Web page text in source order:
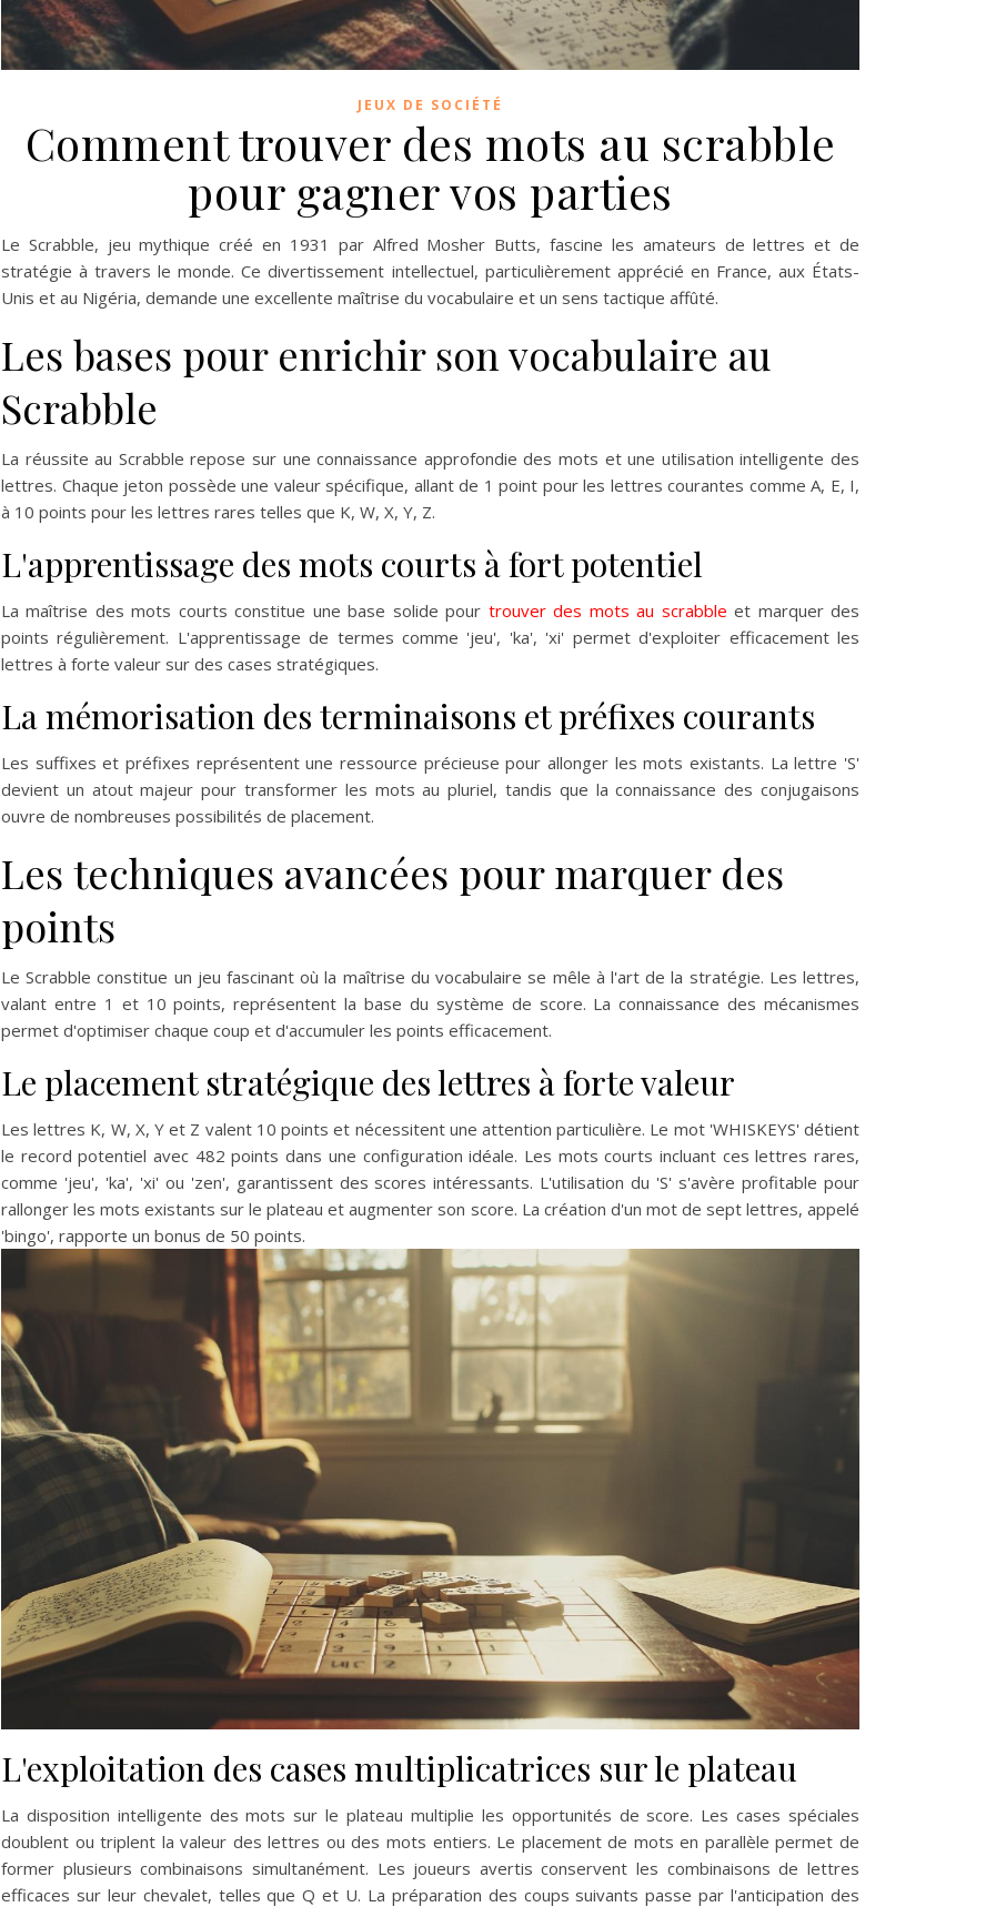
JEUX DE SOCIÉTÉ
Comment trouver des mots au scrabble
pour gagner vos parties
Le Scrabble, jeu mythique créé en 1931 par Alfred Mosher Butts, fascine les amateurs de lettres et de
stratégie à travers le monde. Ce divertissement intellectuel, particulièrement apprécié en France, aux États-
Unis et au Nigéria, demande une excellente maîtrise du vocabulaire et un sens tactique affûté.
Les bases pour enrichir son vocabulaire au
Scrabble
La réussite au Scrabble repose sur une connaissance approfondie des mots et une utilisation intelligente des
lettres. Chaque jeton possède une valeur spécifique, allant de 1 point pour les lettres courantes comme A, E, I,
à 10 points pour les lettres rares telles que K, W, X, Y, Z.
L'apprentissage des mots courts à fort potentiel
La maîtrise des mots courts constitue une base solide pour trouver des mots au scrabble et marquer des
points régulièrement. L'apprentissage de termes comme 'jeu', 'ka', 'xi' permet d'exploiter efficacement les
lettres à forte valeur sur des cases stratégiques.
La mémorisation des terminaisons et préfixes courants
Les suffixes et préfixes représentent une ressource précieuse pour allonger les mots existants. La lettre 'S'
devient un atout majeur pour transformer les mots au pluriel, tandis que la connaissance des conjugaisons
ouvre de nombreuses possibilités de placement.
Les techniques avancées pour marquer des
points
Le Scrabble constitue un jeu fascinant où la maîtrise du vocabulaire se mêle à l'art de la stratégie. Les lettres,
valant entre 1 et 10 points, représentent la base du système de score. La connaissance des mécanismes
permet d'optimiser chaque coup et d'accumuler les points efficacement.
Le placement stratégique des lettres à forte valeur
Les lettres K, W, X, Y et Z valent 10 points et nécessitent une attention particulière. Le mot 'WHISKEYS' détient
le record potentiel avec 482 points dans une configuration idéale. Les mots courts incluant ces lettres rares,
comme 'jeu', 'ka', 'xi' ou 'zen', garantissent des scores intéressants. L'utilisation du 'S' s'avère profitable pour
rallonger les mots existants sur le plateau et augmenter son score. La création d'un mot de sept lettres, appelé
'bingo', rapporte un bonus de 50 points.
L'exploitation des cases multiplicatrices sur le plateau
La disposition intelligente des mots sur le plateau multiplie les opportunités de score. Les cases spéciales
doublent ou triplent la valeur des lettres ou des mots entiers. Le placement de mots en parallèle permet de
former plusieurs combinaisons simultanément. Les joueurs avertis conservent les combinaisons de lettres
efficaces sur leur chevalet, telles que Q et U. La préparation des coups suivants passe par l'anticipation des